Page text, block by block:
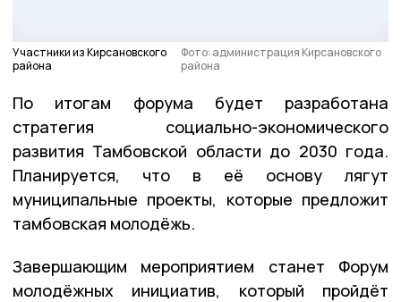
Участники из Кирсановского
района
Фото: администрация Кирсановского
района
По итогам форума будет разработана
стратегия социально-экономического
развития Тамбовской области до 2030 года.
Планируется, что в её основу лягут
муниципальные проекты, которые предложит
тамбовская молодёжь.
Завершающим мероприятием станет Форум
молодёжных инициатив, который пройдёт